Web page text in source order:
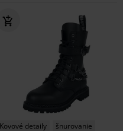
Kovové detaily šnurovanie